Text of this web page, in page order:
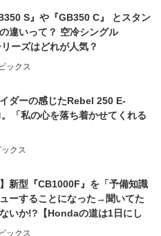
S』や『GB350 C』 とスタン
違いって？ 空冷シングル
リーズはどれが人気？
ックス
ダーの感じたRebel 250 E-
「私の心を落ち着かせてくれる
ックス
】新型『CB1000F』を「予備知識
ーすることになった→聞いてた
いか!?【Hondaの道は1日にし
①第一印象 編】
ックス